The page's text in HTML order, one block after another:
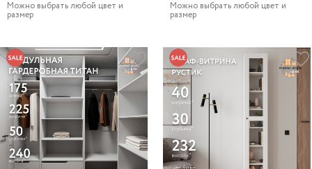
Можно выбрать любой цвет и
размер
Можно выбрать любой цвет и
размер